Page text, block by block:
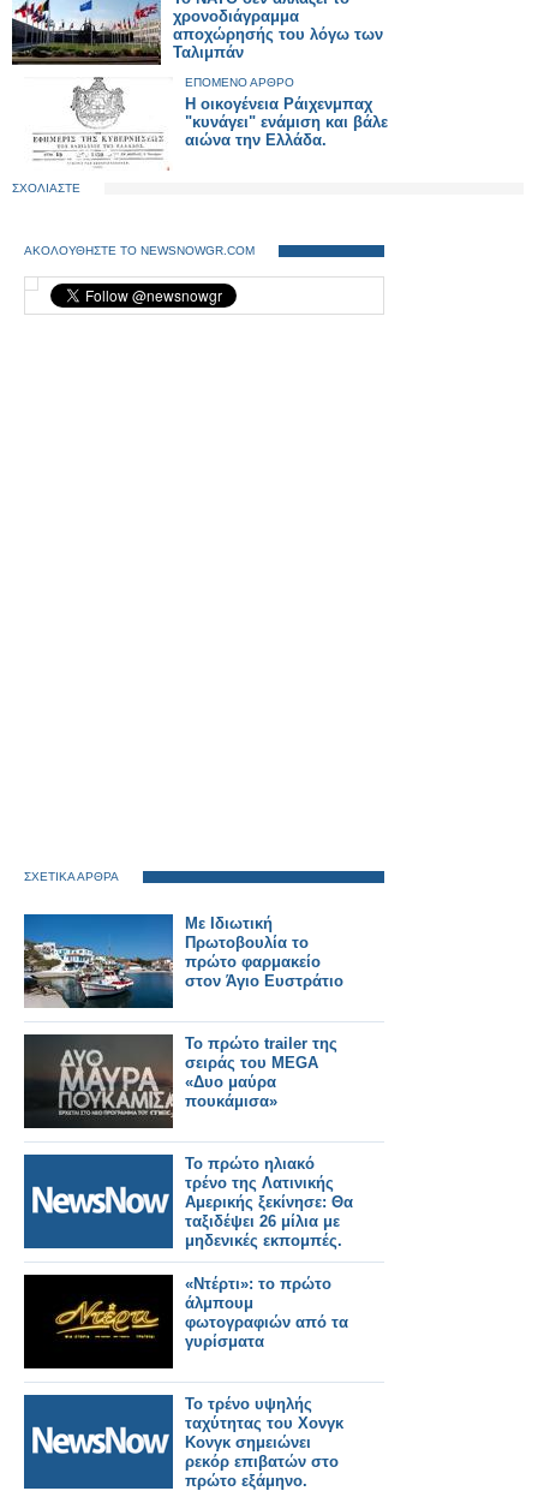
χρονοδιάγραμμα
αποχώρησής του λόγω των
Ταλιμπάν
ΕΠΟΜΕΝΟ ΑΡΘΡΟ
Η οικογένεια Ράιχενμπαχ
"κυνάγει" ενάμιση και βάλε
αιώνα την Ελλάδα.
ΣΧΟΛΙΑΣΤΕ
ΑΚΟΛΟΥΘΗΣΤΕ ΤΟ NEWSNOWGR.COM
ΣΧΕΤΙΚΑ ΑΡΘΡΑ
Με Ιδιωτική
Πρωτοβουλία το
πρώτο φαρμακείο
στον Άγιο Ευστράτιο
Το πρώτο trailer της
σειράς του MEGA
«Δυο μαύρα
πουκάμισα»
Το πρώτο ηλιακό
τρένο της Λατινικής
Αμερικής ξεκίνησε: Θα
ταξιδέψει 26 μίλια με
μηδενικές εκπομπές.
«Ντέρτι»: το πρώτο
άλμπουμ
φωτογραφιών από τα
γυρίσματα
Το τρένο υψηλής
ταχύτητας του Χονγκ
Κονγκ σημειώνει
ρεκόρ επιβατών στο
πρώτο εξάμηνο.